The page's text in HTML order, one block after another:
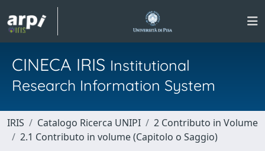
CINECA IRIS Institutional
Research Information System
IRIS Catalogo Ricerca UNIPI
2 Contributo in Volume
2.1 Contributo in volume (Capitolo o Saggio)